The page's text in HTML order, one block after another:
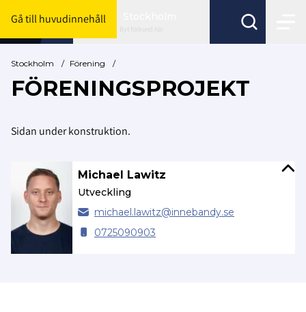
Gå till huvudinnehåll
Byt förbund här
Stockholm / Förening /
FÖRENINGSPROJEKT
Sidan under konstruktion.
Michael Lawitz
Utveckling
michael.lawitz@innebandy.se
0725090903